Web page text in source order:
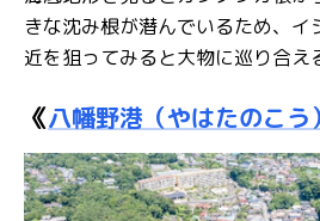
きな沈み根が潜んでいるため、
近を狙ってみると大物に巡り合え
《八幡野港（やはたのこう）